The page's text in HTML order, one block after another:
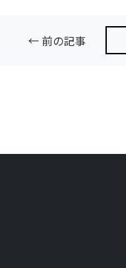
← 前の記事